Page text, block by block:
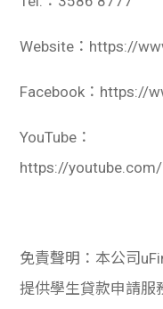
Website：https://
Facebook：https://
YouTube：
https://
免責聲明：本公司
提供學生貸款申請服